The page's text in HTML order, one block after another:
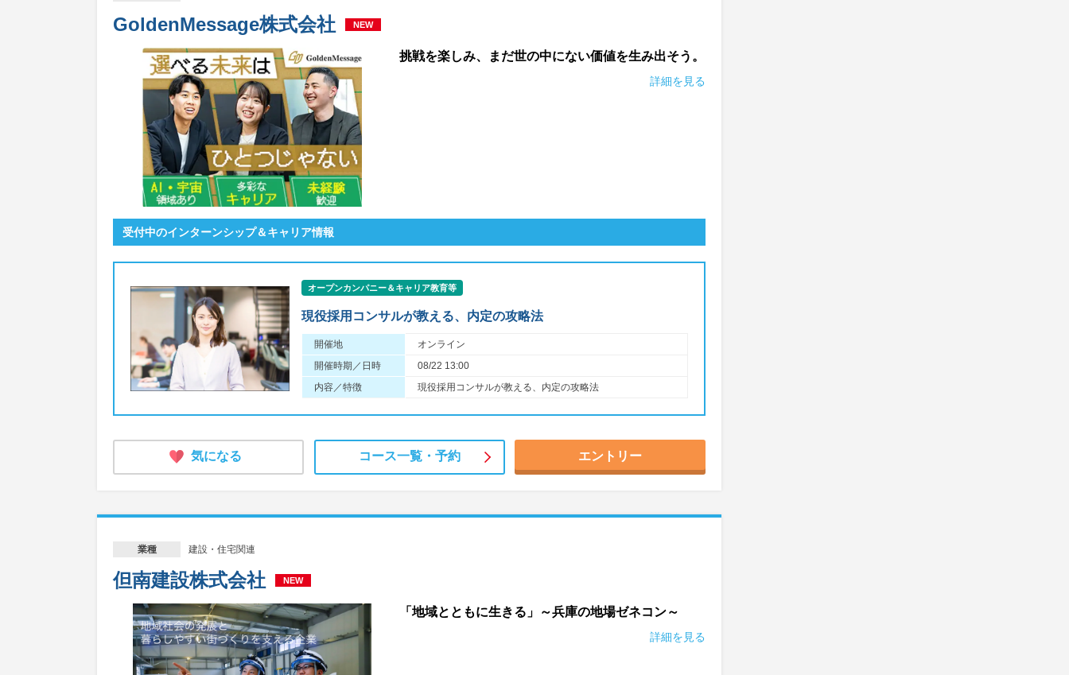
GoldenMessage株式会社 NEW
挑戦を楽しみ、まだ世の中にない価値を生み出そう。
詳細を見る
受付中のインターンシップ＆キャリア情報
オープンカンパニー＆キャリア教育等
現役採用コンサルが教える、内定の攻略法
開催地
オンライン
開催時期／日時
08/22 13:00
内容／特徴
現役採用コンサルが教える、内定の攻略法
気になる コース一覧・ 予約 エントリー
業種 建設・住宅関連
但南建設株式会社 NEW
「地域とともに生きる」～兵庫の地場ゼネコン～
詳細を見る